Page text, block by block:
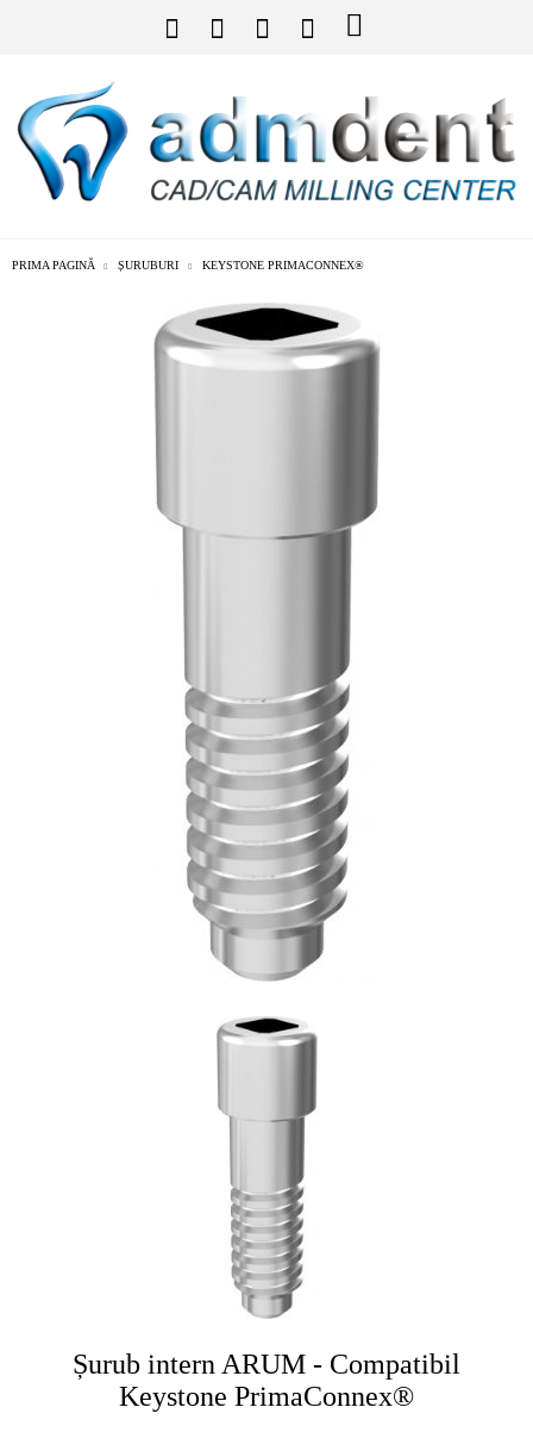
PRIMA PAGINĂ ȘURUBURI KEYSTONE PRIMACONNEX®
Șurub intern ARUM - Compatibil
Keystone PrimaConnex®